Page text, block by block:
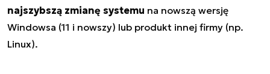
najszybszą zmianę systemu na nowszą wersję
Windowsa (11 i nowszy) lub produkt innej firmy (np.
Linux).